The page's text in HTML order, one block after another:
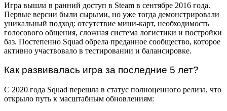
Игра вышла в ранний доступ в Steam в сентябре 2016 года.
Первые версии были сырыми, но уже тогда демонстрировали
уникальный подход: отсутствие мини-карт, необходимость
голосового общения, сложная система логистики и постройки
баз. Постепенно Squad обрела преданное сообщество, которое
активно участвовало в тестировании и балансировке.
Как развивалась игра за последние 5 лет?
С 2020 года Squad перешла в статус полноценного релиза, что
открыло путь к масштабным обновлениям: